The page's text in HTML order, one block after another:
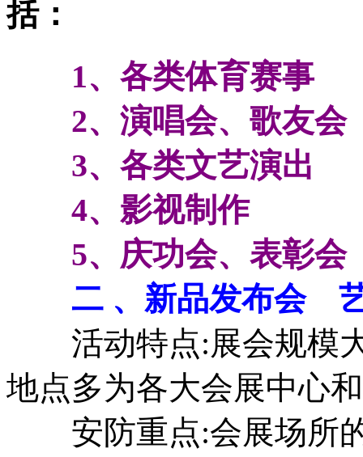
括：
1、各类体育赛事
2、演唱会、歌友会
3、各类文艺演出
4、影视制作
5、庆功会、表彰会
二 、新品发布会
活动特点:展会规模大
地点多为各大会展中心
安防重点:会展场所的